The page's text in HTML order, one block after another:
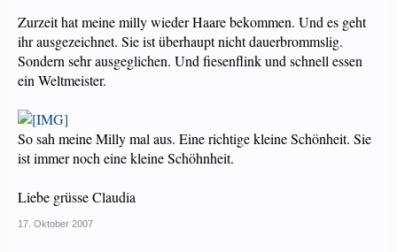
Zurzeit hat meine milly wieder Haare bekommen. Und es geht
ihr ausgezeichnet. Sie ist überhaupt nicht dauerbrommslig.
Sondern sehr ausgeglichen. Und fiesenflink und schnell essen
ein Weltmeister.
So sah meine Milly mal aus. Eine richtige kleine Schönheit. Sie
ist immer noch eine kleine Schöhnheit.
Liebe grüsse Claudia
17. Oktober 2007